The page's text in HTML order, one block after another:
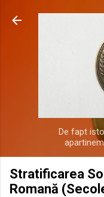
De fapt
Stratificarea
Romană